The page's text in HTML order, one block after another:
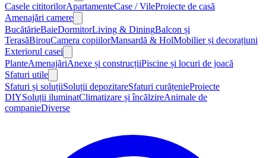
Casele cititorilorApartamenteCase / VileProiecte de casă
Amenajări camere
BucătărieBaieDormitorLiving & DiningBalcon și
TerasăBirouCamera copiilorMansardă & HolMobilier și decorațiuni
Exteriorul casei
PlanteAmenajăriAnexe și construcțiiPiscine și locuri de joacă
Sfaturi utile
Sfaturi și soluțiiSoluții depozitareSfaturi curățenieProiecte
DIYSoluții iluminatClimatizare și încălzireAnimale de
companieDiverse